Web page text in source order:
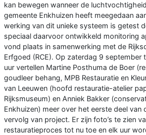
kan bewegen wanneer de
gemeente Enkhuizen heeft meegedaan
werking van dit unieke systeem is getest
speciaal daarvoor ontwikkeld monitoring
vond plaats in samenwerking met de
Erfgoed (RCE). Op zaterdag 9 september
uur vertellen Martine Posthuma de Boer
goudleer behang, MPB Restauratie en
van Leeuwen (hoofd restauratie-atelier
Rijksmuseum) en Anniek Bakker
Enkhuizen) meer over het eerste deel van
vervolg van project. Er zijn foto’s te zien
restauratieproces tot nu toe en elk uur